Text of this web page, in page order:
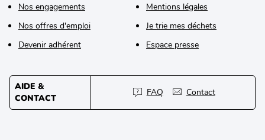
Nos engagements
Nos offres d'emploi
Devenir adhérent
Mentions légales
Je trie mes déchets
Espace presse
AIDE &
CONTACT
FAQ Contact